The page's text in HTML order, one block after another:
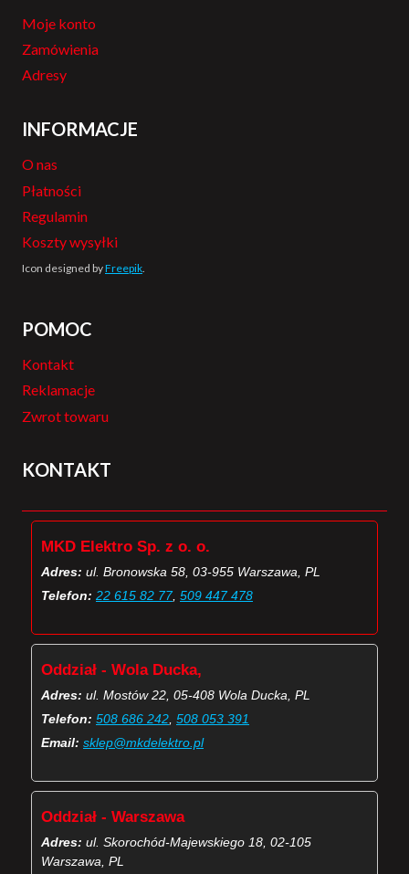
Moje konto
Zamówienia
Adresy
INFORMACJE
O nas
Płatności
Regulamin
Koszty wysyłki
Icon designed byFreepik
POMOC
Kontakt
Reklamacje
Zwrot towaru
KONTAKT
MKD Elektro Sp. z o. o.
Adres: ul. Bronowska 58, 03-955 Warszawa, PL
Telefon: 22 615 82 77, 509 447 478
Oddział - Wola Ducka,
Adres: ul. Mostów 22, 05-408 Wola Ducka, PL
Telefon: 508 686 242 508 053 391
Email: sklep@mkdelektro.pl
Oddział - Warszawa
Adres: ul. Skorochód-Majewskiego 18, 02-105
Warszawa, PL